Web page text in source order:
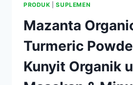
PRODUK |SUPLEMEN
Mazanta
Turmeric
Kunyit Organik